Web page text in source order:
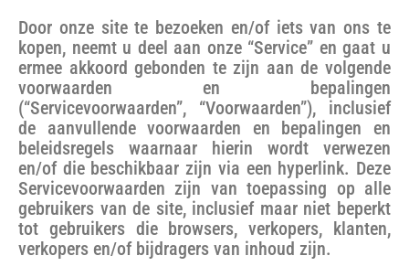
Door onze site te bezoeken en/of iets van ons te
kopen, neemt u deel aan onze “Service” en gaat u
ermee akkoord gebonden te zijn aan de volgende
voorwaarden en bepalingen
(“Servicevoorwaarden”, “Voorwaarden”), inclusief
de aanvullende voorwaarden en bepalingen en
beleidsregels waarnaar hierin wordt verwezen
en/of die beschikbaar zijn via een hyperlink. Deze
Servicevoorwaarden zijn van toepassing op alle
gebruikers van de site, inclusief maar niet beperkt
tot gebruikers die browsers, verkopers, klanten,
verkopers en/of bijdragers van inhoud zijn.